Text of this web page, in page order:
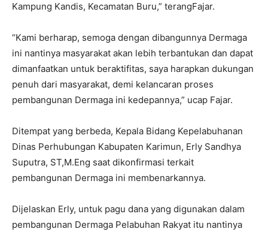
Kampung Kandis, Kecamatan Buru,” terangFajar.
“Kami berharap, semoga dengan dibangunnya Dermaga
ini nantinya masyarakat akan lebih terbantukan dan dapat
dimanfaatkan untuk beraktifitas, saya harapkan dukungan
penuh dari masyarakat, demi kelancaran proses
pembangunan Dermaga ini kedepannya,” ucap Fajar.
Ditempat yang berbeda, Kepala Bidang Kepelabuhanan
Dinas Perhubungan Kabupaten Karimun, Erly Sandhya
Suputra, ST,M.Eng saat dikonfirmasi terkait
pembangunan Dermaga ini membenarkannya.
Dijelaskan Erly, untuk pagu dana yang digunakan dalam
pembangunan Dermaga Pelabuhan Rakyat itu nantinya